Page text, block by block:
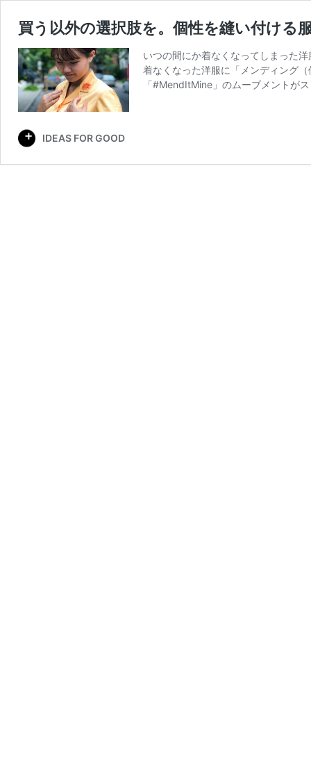
買う以外の選択肢を。個性を縫い付け
いつの間にか着なくなってしまった
着なくなった洋服に「メンディング
「#MendItMine」のムーブメントが
IDEAS FOR GOOD